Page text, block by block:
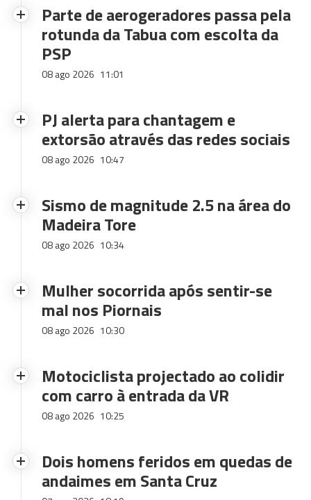
Parte de aerogeradores passa pela
rotunda da Tabua com escolta da
PSP
08 ago 2026 11:01
PJ alerta para chantagem e
extorsão através das redes sociais
08 ago 2026 10:47
Sismo de magnitude 2.5 na área do
Madeira Tore
08 ago 2026 10:34
Mulher socorrida após sentir-se
mal nos Piornais
08 ago 2026 10:30
Motociclista projectado ao colidir
com carro à entrada da VR
08 ago 2026 10:25
Dois homens feridos em quedas de
andaimes em Santa Cruz